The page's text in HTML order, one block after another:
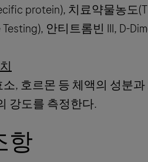
protein), 치료약물농도
Testing), 안티트롬빈 III, D-
, 호르몬 등 체액의 성분
강도를 측정한다.
항